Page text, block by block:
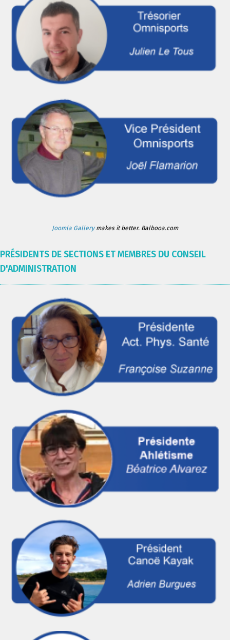
Joomla Gallerymakes it better. Balbooa.com
PRÉSIDENTS DE SECTIONS ET MEMBRES DU CONSEIL
D'ADMINISTRATION